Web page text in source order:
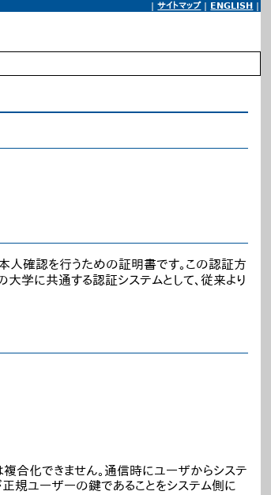
|サイトマップ| ENGLISH
人確認を行うための証明書です。この認証方
学に共通する認証システムとして、従来より
合化できません。通信時にユーザからシステ
規ユーザーの鍵であることをシステム側に